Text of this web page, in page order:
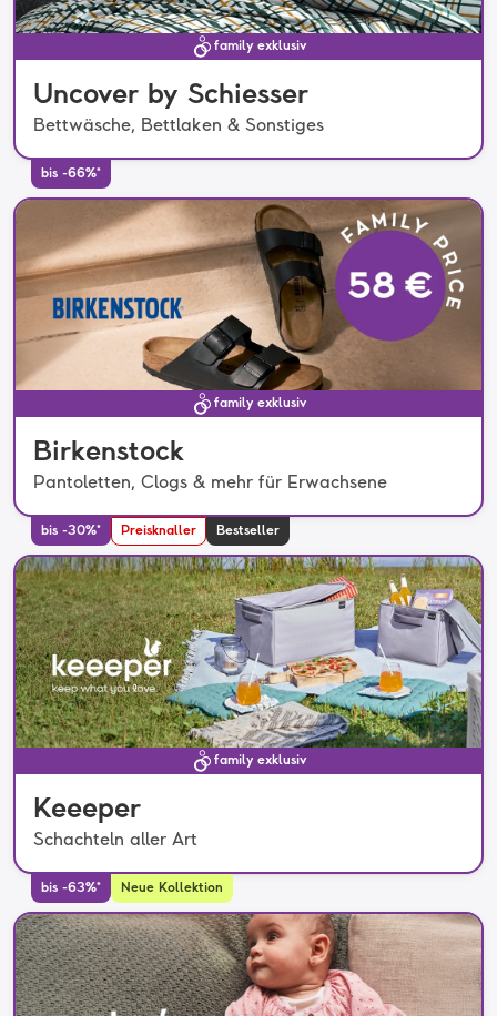
family exklusiv
Uncover by Schiesser
Bettwäsche, Bettlaken & Sonstiges
bis -66%*
family exklusiv
Birkenstock
Pantoletten, Clogs & mehr für Erwachsene
bis -30%* Preisknaller Bestseller
family exklusiv
Keeeper
Schachteln aller Art
bis -63%* Neue Kollektion